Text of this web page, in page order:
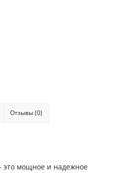
Отзывы (0)
это мощное и надежное